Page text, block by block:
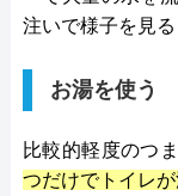
注いで様子を見る
お湯を使う
比較的軽度のつ
つだけでトイレ